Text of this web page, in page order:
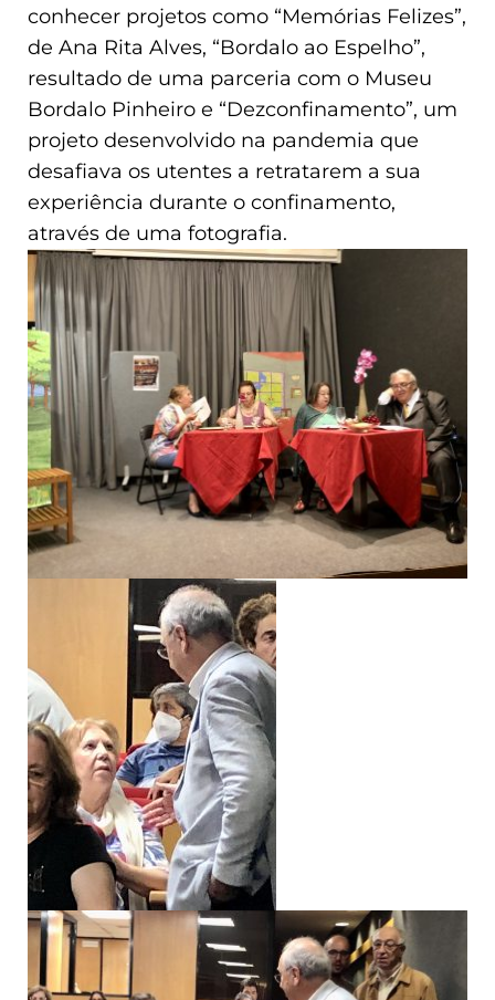
conhecer projetos como “Memórias Felizes”,
de Ana Rita Alves, “Bordalo ao Espelho”,
resultado de uma parceria com o Museu
Bordalo Pinheiro e “Dezconfinamento”, um
projeto desenvolvido na pandemia que
desafiava os utentes a retratarem a sua
experiência durante o confinamento,
através de uma fotografia.